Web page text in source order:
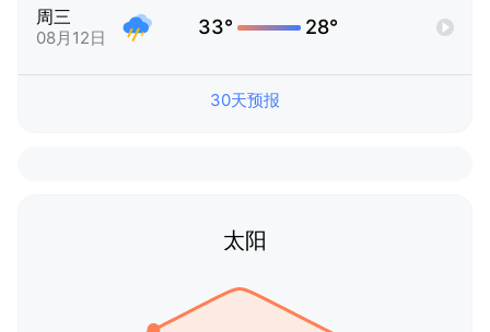
周三
08月12日 33° 28°
30天预报
太阳